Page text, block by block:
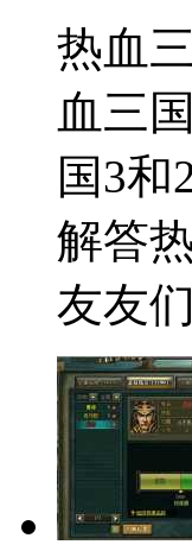
热血
血三
国3和
解答
友友